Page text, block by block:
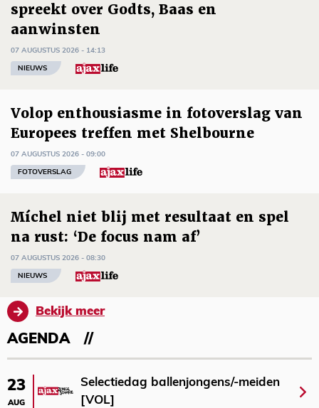
spreekt over Godts, Baas en
aanwinsten
07 AUGUSTUS 2026 - 14:13
NIEUWS
Volop enthousiasme in fotoverslag van
Europees treffen met Shelbourne
07 AUGUSTUS 2026 - 09:00
FOTOVERSLAG
Míchel niet blij met resultaat en spel
na rust: ‘De focus nam af’
07 AUGUSTUS 2026 - 08:30
NIEUWS
Bekijk meer
AGENDA
23
AUG
Selectiedag ballenjongens/-meiden
[VOL]